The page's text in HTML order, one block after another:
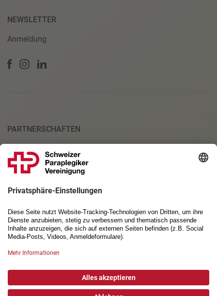
NEWSLETTER
Anmeldung
PARTNERSCHAFTEN